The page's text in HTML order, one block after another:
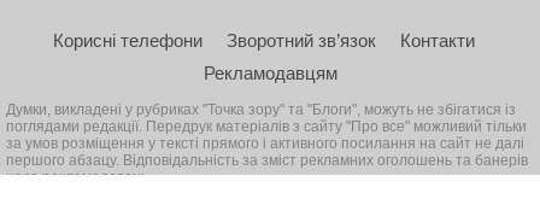
Корисні телефони Зворотний зв’язок
Контакти
Рекламодавцям
Думки, викладені у рубриках "Точка зору" та "Блоги", можуть не збігатися із
поглядами редакції. Передрук матеріалів з сайту "Про все" можливий тільки
за умов розміщення у тексті прямого і активного посилання на сайт не далі
першого абзацу. Відповідальність за зміст рекламних оголошень та банерів
несе рекламодавець